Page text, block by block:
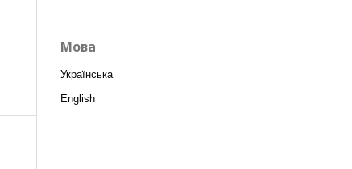
Мова
Українська
English